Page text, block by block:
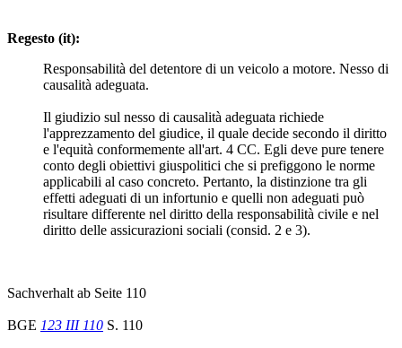
Regesto (it):
Responsabilità del detentore di un veicolo a motore. Nesso di
causalità adeguata.
Il giudizio sul nesso di causalità adeguata richiede
l'apprezzamento del giudice, il quale decide secondo il diritto
e l'equità conformemente all'art. 4 CC. Egli deve pure tenere
conto degli obiettivi giuspolitici che si prefiggono le norme
applicabili al caso concreto. Pertanto, la distinzione tra gli
effetti adeguati di un infortunio e quelli non adeguati può
risultare differente nel diritto della responsabilità civile e nel
diritto delle assicurazioni sociali (consid. 2 e 3).
Sachverhalt ab Seite 110
BGE 123 III 110 S. 110